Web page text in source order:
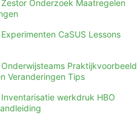
Onderzoek Maatregelen
CaSUS Lessons
Praktijkvoorbeeld
Veranderingen Tips
werkdruk HBO